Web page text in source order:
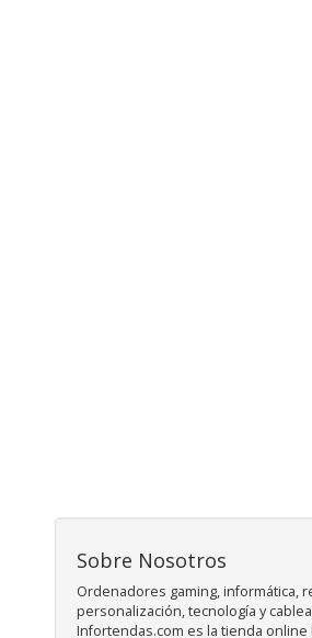
Sobre Nosotros
Ordenadores gaming, informática,
personalización, tecnología y
Infortendas.com es la tienda online